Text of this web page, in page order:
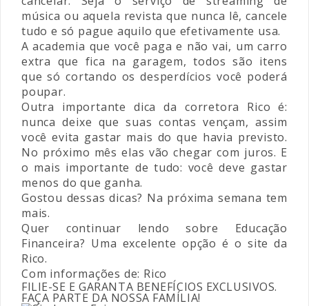
música ou aquela revista que nunca lê, cancele
tudo e só pague aquilo que efetivamente usa.
A academia que você paga e não vai, um carro
extra que fica na garagem, todos são itens
que só cortando os desperdícios você poderá
poupar.
Outra importante dica da corretora Rico é:
nunca deixe que suas contas vençam, assim
você evita gastar mais do que havia previsto.
No próximo mês elas vão chegar com juros. E
o mais importante de tudo: você deve gastar
menos do que ganha.
Gostou dessas dicas? Na próxima semana tem
mais.
Quer continuar lendo sobre Educação
Financeira? Uma excelente opção é o site da
Rico.
Com informações de: Rico
FILIE-SE E GARANTA BENEFÍCIOS EXCLUSIVOS.
FAÇA PARTE DA NOSSA FAMÍLIA!